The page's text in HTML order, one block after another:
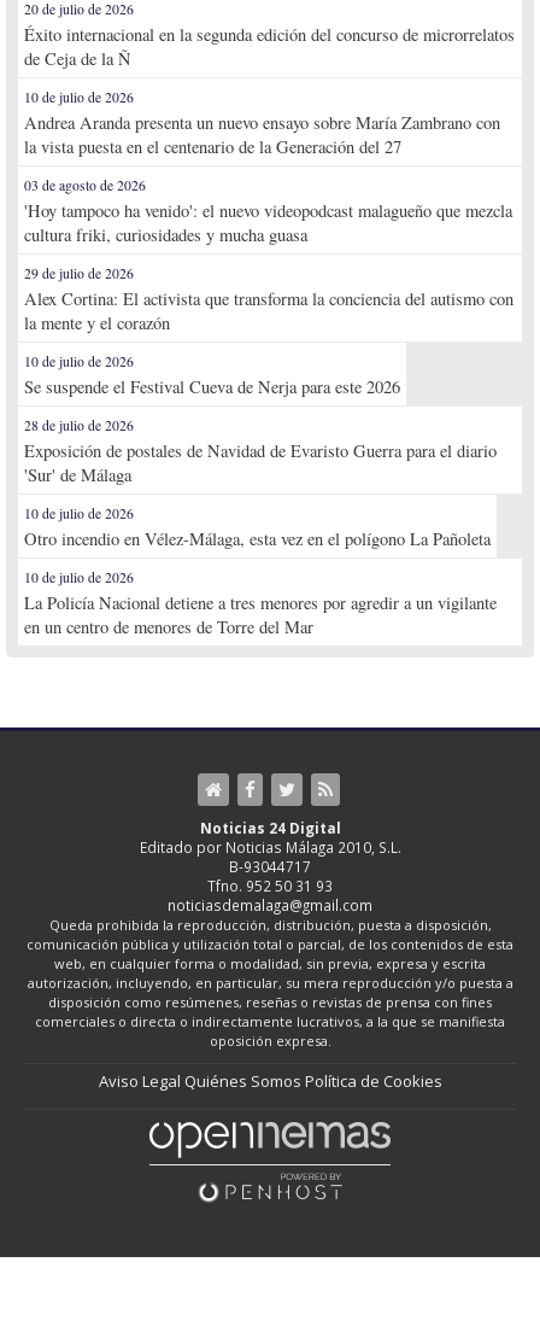
20 de julio de 2026
Éxito internacional en la segunda edición del concurso de microrrelatos
de Ceja de la Ñ
10 de julio de 2026
Andrea Aranda presenta un nuevo ensayo sobre María Zambrano con
la vista puesta en el centenario de la Generación del 27
03 de agosto de 2026
'Hoy tampoco ha venido': el nuevo videopodcast malagueño que mezcla
cultura friki, curiosidades y mucha guasa
29 de julio de 2026
Alex Cortina: El activista que transforma la conciencia del autismo con
la mente y el corazón
10 de julio de 2026
Se suspende el Festival Cueva de Nerja para este 2026
28 de julio de 2026
Exposición de postales de Navidad de Evaristo Guerra para el diario
'Sur' de Málaga
10 de julio de 2026
Otro incendio en Vélez-Málaga, esta vez en el polígono La Pañoleta
10 de julio de 2026
La Policía Nacional detiene a tres menores por agredir a un vigilante
en un centro de menores de Torre del Mar
Noticias 24 Digital
Editado por Noticias Málaga 2010, S.L.
B-93044717
Tfno. 952 50 31 93
noticiasdemalaga@gmail.com
Queda prohibida la reproducción, distribución, puesta a disposición,
comunicación pública y utilización total o parcial, de los contenidos de esta
web, en cualquier forma o modalidad, sin previa, expresa y escrita
autorización, incluyendo, en particular, su mera reproducción y/o puesta a
disposición como resúmenes, reseñas o revistas de prensa con fines
comerciales o directa o indirectamente lucrativos, a la que se manifiesta
oposición expresa.
Aviso Legal Quiénes Somos Política de Cookies